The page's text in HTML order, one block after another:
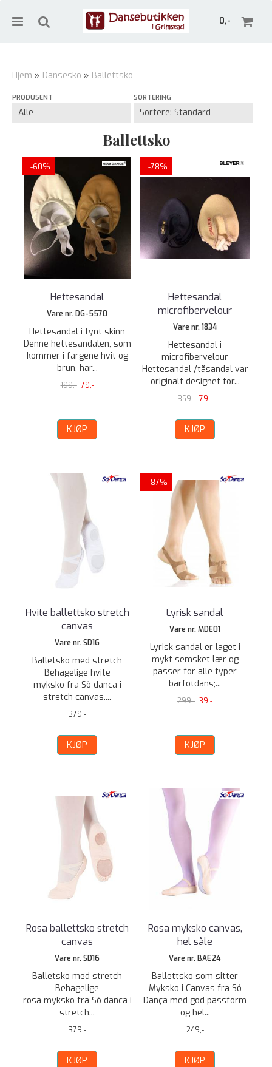
0,-
Hjem » Dansesko » Ballettsko
PRODUSENT SORTERING
Ballettsko
-60%
Hettesandal
Vare nr. DG-5570
Hettesandal i tynt skinn
Denne hettesandalen, som
kommer i fargene hvit og
brun, har...
199,- 79,-
KJØP
-78%
Hettesandal
microfibervelour
Vare nr. 1834
Hettesandal i
microfibervelour
Hettesandal /tåsandal var
originalt designet for...
359,- 79,-
KJØP
Hvite ballettsko stretch
canvas
Vare nr. SD16
Balletsko med stretch
Behagelige hvite
myksko fra Sò danca i
stretch canvas....
379,-
KJØP
-87%
Lyrisk sandal
Vare nr. MDE01
Lyrisk sandal er laget i
mykt semsket lær og
passer for alle typer
barfotdans;...
299,- 39,-
KJØP
Rosa ballettsko stretch
canvas
Vare nr. SD16
Balletsko med stretch
Behagelige
rosa myksko fra Sò danca i
stretch...
379,-
KJØP
Rosa myksko canvas,
hel såle
Vare nr. BAE24
Ballettsko som sitter
Myksko i Canvas fra Só
Dança med god passform
og hel...
249,-
KJØP